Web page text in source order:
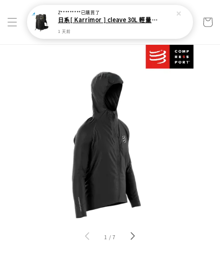
1 /7
Z*********已購買了
日系[ Karrimor ] cleave 30L 輕量野跑健走包
1 天前